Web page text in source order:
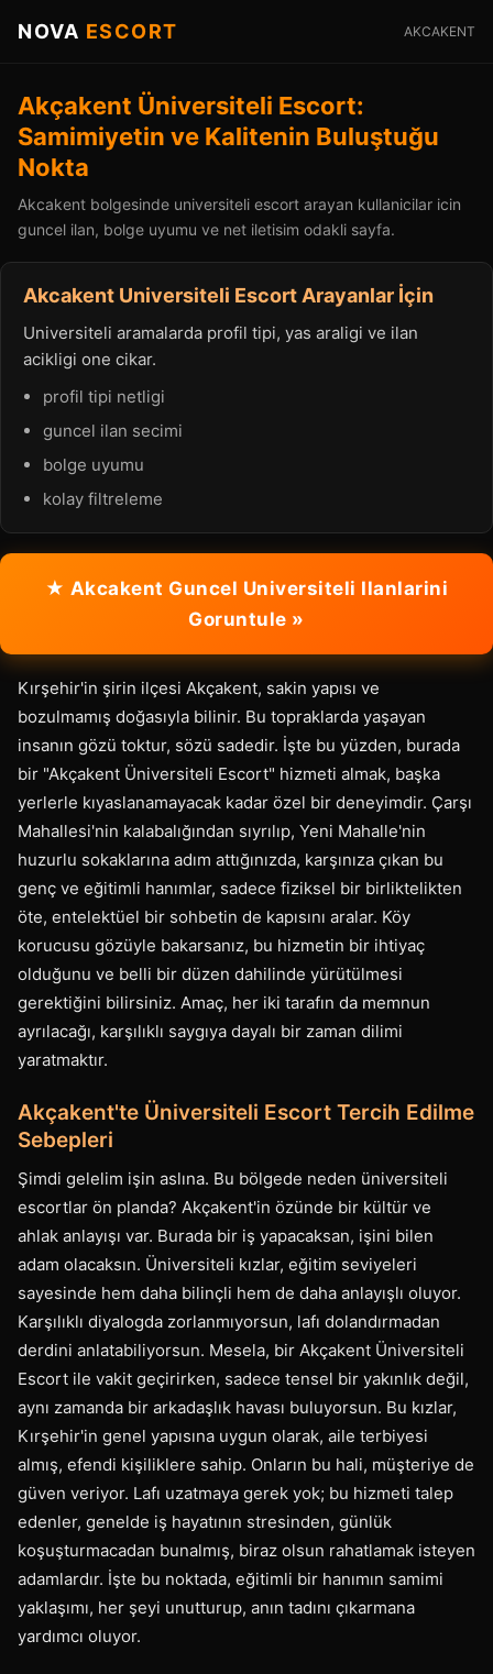
NOVA ESCORT AKCAKENT
Akçakent Üniversiteli Escort:
Samimiyetin ve Kalitenin Buluştuğu
Nokta
Akcakent bolgesinde universiteli escort arayan kullanicilar icin
guncel ilan, bolge uyumu ve net iletisim odakli sayfa.
Akcakent Universiteli Escort Arayanlar İçin
Universiteli aramalarda profil tipi, yas araligi ve ilan
acikligi one cikar.
profil tipi netligi
guncel ilan secimi
bolge uyumu
kolay filtreleme
★ Akcakent Guncel Universiteli Ilanlarini
Goruntule »
Kırşehir'in şirin ilçesi Akçakent, sakin yapısı ve
bozulmamış doğasıyla bilinir. Bu topraklarda yaşayan
insanın gözü toktur, sözü sadedir. İşte bu yüzden, burada
bir "Akçakent Üniversiteli Escort" hizmeti almak, başka
yerlerle kıyaslanamayacak kadar özel bir deneyimdir. Çarşı
Mahallesi'nin kalabalığından sıyrılıp, Yeni Mahalle'nin
huzurlu sokaklarına adım attığınızda, karşınıza çıkan bu
genç ve eğitimli hanımlar, sadece fiziksel bir birliktelikten
öte, entelektüel bir sohbetin de kapısını aralar. Köy
korucusu gözüyle bakarsanız, bu hizmetin bir ihtiyaç
olduğunu ve belli bir düzen dahilinde yürütülmesi
gerektiğini bilirsiniz. Amaç, her iki tarafın da memnun
ayrılacağı, karşılıklı saygıya dayalı bir zaman dilimi
yaratmaktır.
Akçakent'te Üniversiteli Escort Tercih Edilme
Sebepleri
Şimdi gelelim işin aslına. Bu bölgede neden üniversiteli
escortlar ön planda? Akçakent'in özünde bir kültür ve
ahlak anlayışı var. Burada bir iş yapacaksan, işini bilen
adam olacaksın. Üniversiteli kızlar, eğitim seviyeleri
sayesinde hem daha bilinçli hem de daha anlayışlı oluyor.
Karşılıklı diyalogda zorlanmıyorsun, lafı dolandırmadan
derdini anlatabiliyorsun. Mesela, bir Akçakent Üniversiteli
Escort ile vakit geçirirken, sadece tensel bir yakınlık değil,
aynı zamanda bir arkadaşlık havası buluyorsun. Bu kızlar,
Kırşehir'in genel yapısına uygun olarak, aile terbiyesi
almış, efendi kişiliklere sahip. Onların bu hali, müşteriye de
güven veriyor. Lafı uzatmaya gerek yok; bu hizmeti talep
edenler, genelde iş hayatının stresinden, günlük
koşuşturmacadan bunalmış, biraz olsun rahatlamak isteyen
adamlardır. İşte bu noktada, eğitimli bir hanımın samimi
yaklaşımı, her şeyi unutturup, anın tadını çıkarmana
yardımcı oluyor.